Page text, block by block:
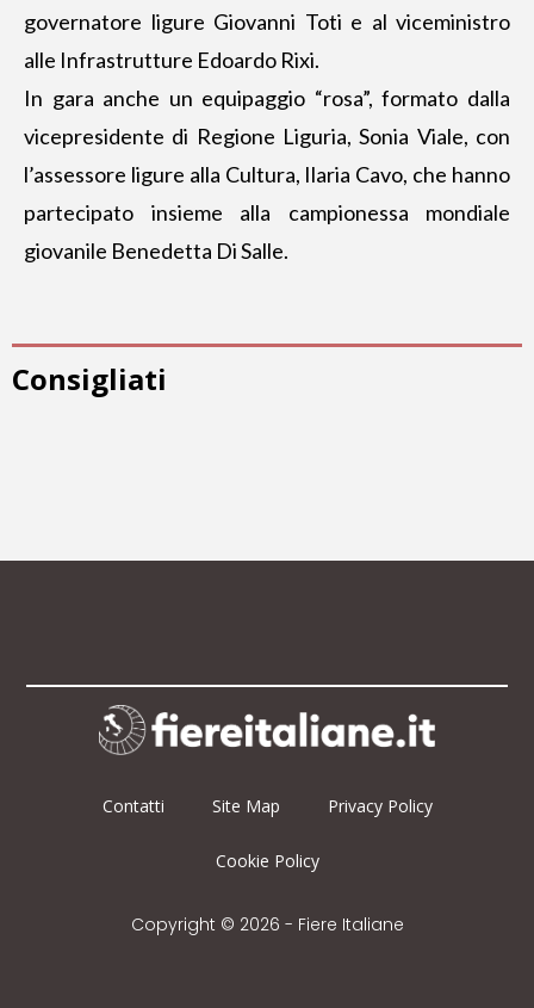
governatore ligure Giovanni Toti e al viceministro
alle Infrastrutture Edoardo Rixi.
In gara anche un equipaggio “rosa”, formato dalla
vicepresidente di Regione Liguria, Sonia Viale, con
l’assessore ligure alla Cultura, Ilaria Cavo, che hanno
partecipato insieme alla campionessa mondiale
giovanile Benedetta Di Salle.
Consigliati
Contatti Site Map Privacy Policy
Cookie Policy
Copyright © 2026 - Fiere Italiane